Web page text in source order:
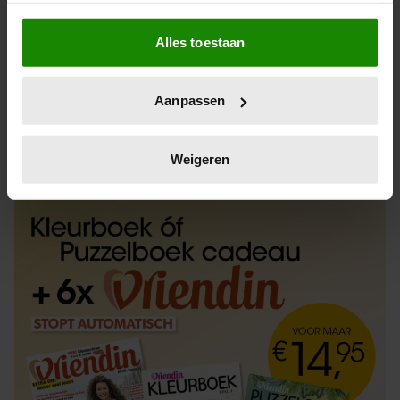
Als u het toestaat, willen we ook graag:
Informatie verzamelen over uw geografische
locatie, die tot een paar meter nauwkeurig kan zijn
scannen op specifieke eigenschappen (fingerprinting)
verwerkt en stel uw voorkeuren in het
intrekken in de Cookieverklaring.
We gebruiken cookies om content en advertenties te
personaliseren, om functies voor social media te bieden
en om ons websiteverkeer te analyseren. Ook delen we
informatie over uw gebruik van onze site met onze
partners voor social media, adverteren en analyse. Deze
partners kunnen deze gegevens combineren met andere
informatie die u aan ze heeft verstrekt of die ze hebben
verzameld op basis van uw gebruik van hun services. U
Alles toestaan
Aanpassen
Weigeren